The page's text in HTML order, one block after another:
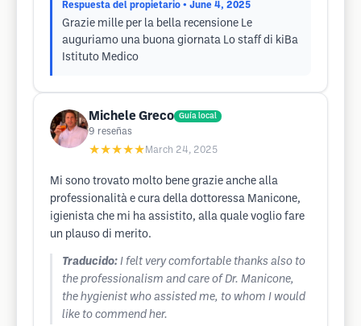
Respuesta del propietario • June 4, 2025
Grazie mille per la bella recensione Le
auguriamo una buona giornata Lo staff di kiBa
Istituto Medico
Michele Greco Guía local
9 reseñas
★★★★★ March 24, 2025
Mi sono trovato molto bene grazie anche alla
professionalità e cura della dottoressa Manicone,
igienista che mi ha assistito, alla quale voglio fare
un plauso di merito.
Traducido: I felt very comfortable thanks also to
the professionalism and care of Dr. Manicone,
the hygienist who assisted me, to whom I would
like to commend her.